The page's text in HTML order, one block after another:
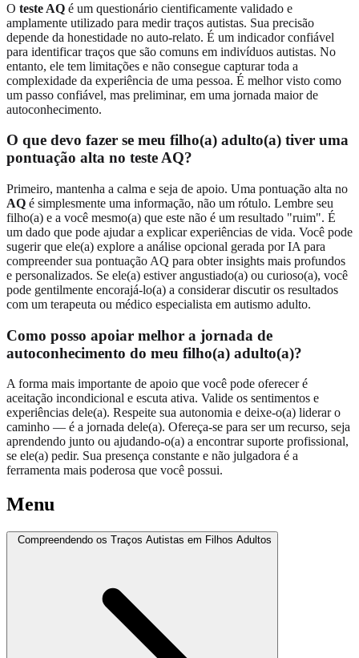
O teste AQ é um questionário cientificamente validado e
amplamente utilizado para medir traços autistas. Sua precisão
depende da honestidade no auto-relato. É um indicador confiável
para identificar traços que são comuns em indivíduos autistas. No
entanto, ele tem limitações e não consegue capturar toda a
complexidade da experiência de uma pessoa. É melhor visto como
um passo confiável, mas preliminar, em uma jornada maior de
autoconhecimento.
O que devo fazer se meu filho(a) adulto(a) tiver uma
pontuação alta no teste AQ?
Primeiro, mantenha a calma e seja de apoio. Uma pontuação alta no
AQ é simplesmente uma informação, não um rótulo. Lembre seu
filho(a) e a você mesmo(a) que este não é um resultado "ruim". É
um dado que pode ajudar a explicar experiências de vida. Você pode
sugerir que ele(a) explore a análise opcional gerada por IA para
compreender sua pontuação AQ para obter insights mais profundos
e personalizados. Se ele(a) estiver angustiado(a) ou curioso(a), você
pode gentilmente encorajá-lo(a) a considerar discutir os resultados
com um terapeuta ou médico especialista em autismo adulto.
Como posso apoiar melhor a jornada de
autoconhecimento do meu filho(a) adulto(a)?
A forma mais importante de apoio que você pode oferecer é
aceitação incondicional e escuta ativa. Valide os sentimentos e
experiências dele(a). Respeite sua autonomia e deixe-o(a) liderar o
caminho — é a jornada dele(a). Ofereça-se para ser um recurso, seja
aprendendo junto ou ajudando-o(a) a encontrar suporte profissional,
se ele(a) pedir. Sua presença constante e não julgadora é a
ferramenta mais poderosa que você possui.
Menu
Compreendendo os Traços Autistas em Filhos Adultos